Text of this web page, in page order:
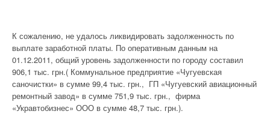
К сожалению, не удалось ликвидировать задолженность по
выплате заработной платы. По оперативным данным на
01.12.2011, общий уровень задолженности по городу составил
906,1 тыс. грн.( Коммунальное предприятие «Чугуевская
саночистки» в сумме 99,4 тыс. грн., ГП «Чугуевский авиационный
ремонтный завод» в сумме 751,9 тыс. грн., фирма
«Укравтобизнес» ООО в сумме 48,7 тыс. грн.).